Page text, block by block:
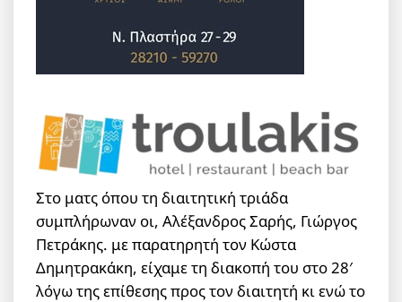
Στο ματς όπου τη διαιτητική τριάδα
συμπλήρωναν οι, Αλέξανδρος Σαρής, Γιώργος
Πετράκης. με παρατηρητή τον Κώστα
Δημητρακάκη, είχαμε τη διακοπή του στο 28′
λόγω της επίθεσης προς τον διαιτητή κι ενώ το